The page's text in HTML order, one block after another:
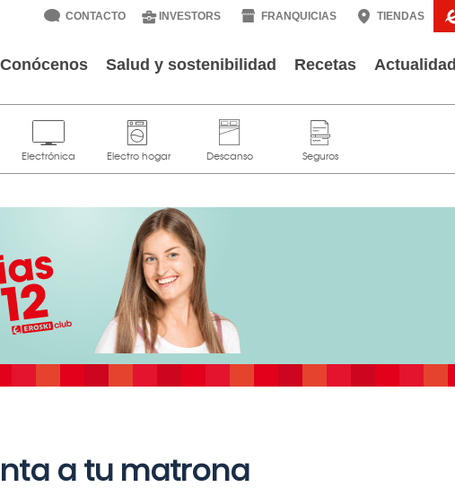
CONTACTO INVESTORS FRANQUICIAS TIENDAS
Conócenos Salud y sostenibilidad Recetas Actualidad
a tu matrona